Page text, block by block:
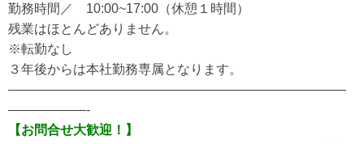
勤務時間／ 10:00~17:00（休憩１時間）
残業はほとんどありません。
※転勤なし
３年後からは本社勤務専属となります。
——————————————————————————
——————-
【お問合せ大歓迎！】